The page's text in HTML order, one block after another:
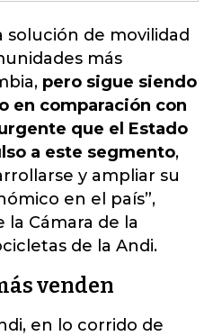
solución de movilidad
más
pero sigue siendo
en comparación con
que el Estado
a este segmento,
y ampliar su
en el país”,
Cámara de la
de la Andi.
venden
en lo corrido de